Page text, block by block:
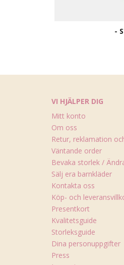
-
VI HJÄLPER DIG
Mitt konto
Om oss
Retur, reklamation
Väntande order
Bevaka storlek /
Sälj era barnkläder
Kontakta oss
Köp- och
Presentkort
Kvalitetsguide
Storleksguide
Dina personuppgifter
Press